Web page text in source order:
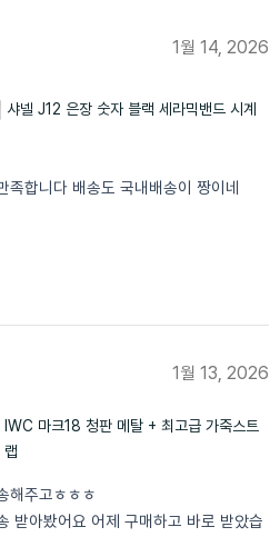
1월 14, 2026
샤넬 J12 은장 숫자 블랙 세라믹밴드 시계
족합니다 배송도 국내배송이 짱이네
1월 13, 2026
IWC 마크18 청판 메탈 + 최고급 가죽스트
랩
해주고ㅎㅎㅎ
받아봤어요 어제 구매하고 바로 받았습